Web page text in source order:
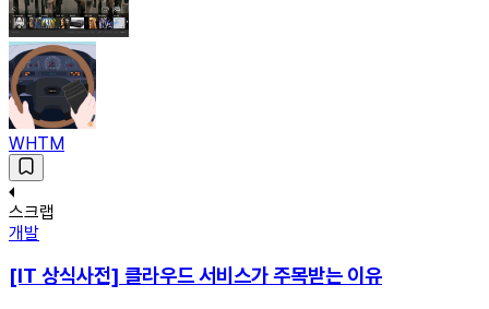
WHTM
스크랩
개발
[IT 상식사전] 클라우드 서비스가 주목받는 이유